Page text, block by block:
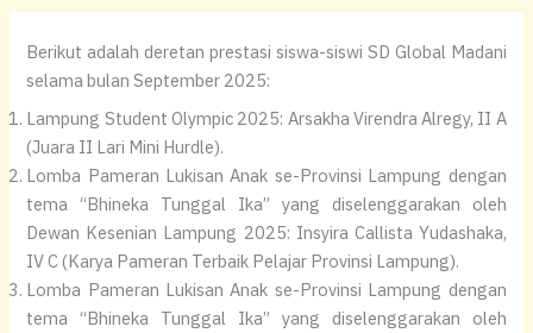
Berikut adalah deretan prestasi siswa-siswi SD Global Madani
selama bulan September 2025:
Lampung Student Olympic 2025: Arsakha Virendra Alregy, II A
(Juara II Lari Mini Hurdle).
Lomba Pameran Lukisan Anak se-Provinsi Lampung dengan
tema “Bhineka Tunggal Ika” yang diselenggarakan oleh
Dewan Kesenian Lampung 2025: Insyira Callista Yudashaka,
IV C (Karya Pameran Terbaik Pelajar Provinsi Lampung).
Lomba Pameran Lukisan Anak se-Provinsi Lampung dengan
tema “Bhineka Tunggal Ika” yang diselenggarakan oleh